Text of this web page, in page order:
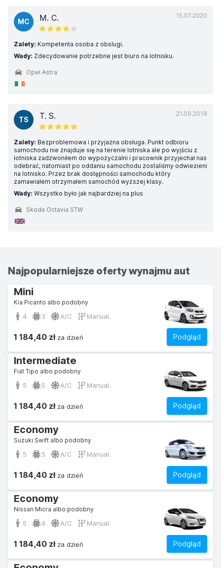
15.07.2020
MC M. C.
Zalety: Kompetenta osoba z obslugi.
Wady: Zdecydowanie potrzebne jest biuro na lotnisku.
Opel Astra
21.09.2018
TS T. S.
Zalety: Bezproblemowa i przyjazna obsługa. Punkt odbioru
samochodu nie znajduje się na terenie lotniska ale po wyjściu z
lotniska zadzwoniłem do wypożyczalni i pracownik przyjechał nas
odebrać, natomiast po oddaniu samochodu zostaliśmy odwiezieni
na lotnisko. Przez brak dostępności samochodu który
zamawiałem otrzymałem samochód wyższej klasy.
Wady: Wszystko było jak najbardziej na plus
Skoda Octavia STW
Najpopularniejsze oferty wynajmu aut
Mini
Kia Picanto albo podobny
4 3 A/C Manual.
Podgląd
1 184,40 złza dzień
Intermediate
Fiat Tipo albo podobny
5 5 A/C Manual.
Podgląd
1 184,40 złza dzień
Economy
Suzuki Swift albo podobny
5 5 A/C Manual.
Podgląd
1 184,40 złza dzień
Economy
Nissan Micra albo podobny
5 4 A/C Manual.
Podgląd
1 184,40 złza dzień